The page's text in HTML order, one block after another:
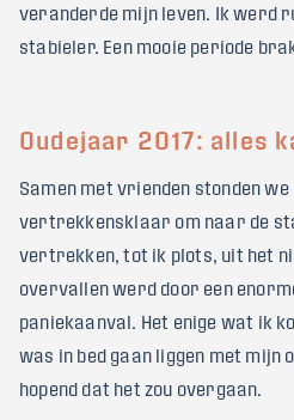
veranderde mijn leven. Ik werd
stabieler. Een mooie periode
Oudejaar 2017: alles
Samen met vrienden stonden we
vertrekkensklaar om naar de
vertrekken, tot ik plots, uit het
overvallen werd door een
paniekaanval. Het enige wat ik
was in bed gaan liggen met mijn
hopend dat het zou overgaan.